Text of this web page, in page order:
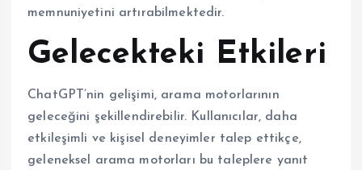
memnuniyetini artırabilmektedir.
Gelecekteki Etkileri
ChatGPT’nin gelişimi, arama motorlarının
geleceğini şekillendirebilir. Kullanıcılar, daha
etkileşimli ve kişisel deneyimler talep ettikçe,
geleneksel arama motorları bu taleplere yanıt